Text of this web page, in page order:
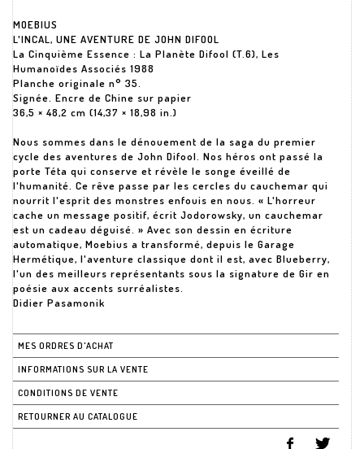
MOEBIUS
L'INCAL, UNE AVENTURE DE JOHN DIFOOL
La Cinquième Essence : La Planète Difool (T.6), Les
Humanoïdes Associés 1988
Planche originale n° 35.
Signée. Encre de Chine sur papier
36,5 × 48,2 cm (14,37 × 18,98 in.)
Nous sommes dans le dénouement de la saga du premier
cycle des aventures de John Difool. Nos héros ont passé la
porte Téta qui conserve et révèle le songe éveillé de
l'humanité. Ce rêve passe par les cercles du cauchemar qui
nourrit l'esprit des monstres enfouis en nous. « L'horreur
cache un message positif, écrit Jodorowsky, un cauchemar
est un cadeau déguisé. » Avec son dessin en écriture
automatique, Moebius a transformé, depuis le Garage
Hermétique, l'aventure classique dont il est, avec Blueberry,
l'un des meilleurs représentants sous la signature de Gir en
poésie aux accents surréalistes.
Didier Pasamonik
MES ORDRES D'ACHAT
INFORMATIONS SUR LA VENTE
CONDITIONS DE VENTE
RETOURNER AU CATALOGUE